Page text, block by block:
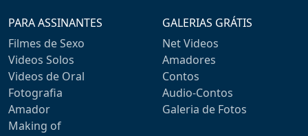
PARA ASSINANTES
Filmes de Sexo
Videos Solos
Videos de Oral
Fotografia
Amador
Making of
GALERIAS GRÁTIS
Net Videos
Amadores
Contos
Audio-Contos
Galeria de Fotos